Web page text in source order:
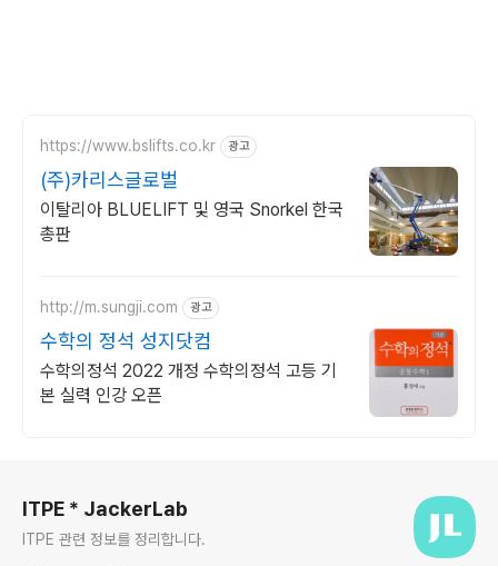
https://www.bslifts.co.kr 광고
(주)카리스글로벌
이탈리아 BLUELIFT 및 영국 Snorkel 한국
총판
http://m.sungji.com 광고
수학의 정석 성지닷컴
수학의정석 2022 개정 수학의정석 고등 기
본 실력 인강 오픈
ITPE * JackerLab
ITPE 관련 정보를 정리합니다.